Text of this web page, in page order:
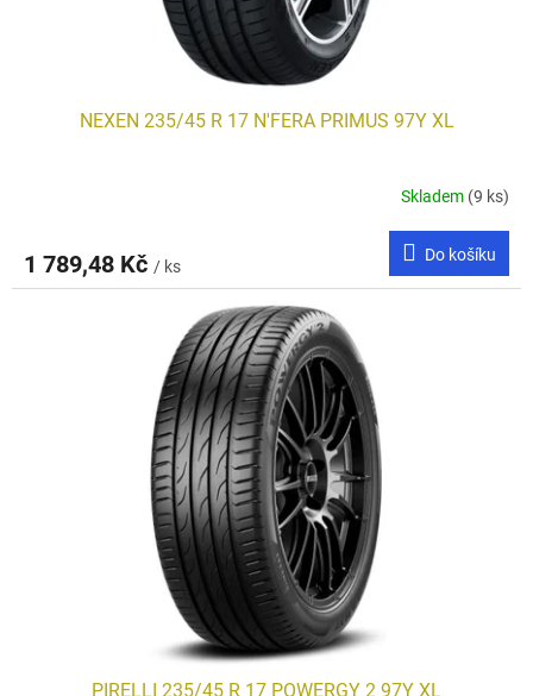
NEXEN 235/45 R 17 N'FERA PRIMUS 97Y XL
Skladem (9 ks)
1 789,48 Kč / ks
Do košíku
PIRELLI 235/45 R 17 POWERGY 2 97Y XL